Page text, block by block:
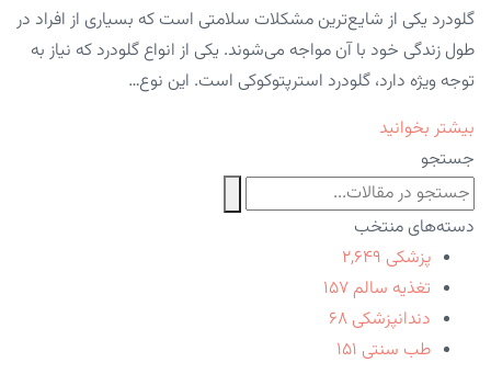
گلودرد یکی از شایع‌ترین مشکلات سلامتی است که بسیاری از افراد در
طول زندگی خود با آن مواجه می‌شوند. یکی از انواع گلودرد که نیاز به
توجه ویژه دارد، گلودرد استرپتوکوکی است. این نوع…
بیشتر بخوانید
جستجو
دسته‌های منتخب
پزشکی ۲,۶۴۹
تغذیه سالم ۱۵۷
دندانپزشکی ۶۸
طب سنتی ۱۵۱